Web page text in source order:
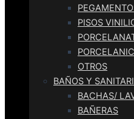
PISOS
OTROS
BAÑOS Y
BACHAS/
BAÑERAS